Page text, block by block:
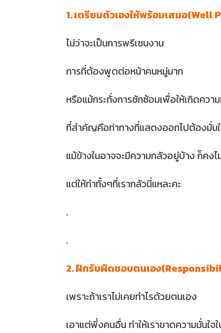
1. เตรียมตัวเองให้พร้อมเสมอ(Well
ไม่ว่าจะเป็นการพรีเซนงาน
การที่ต้องพูดต่อหน้าคนหมู่มาก
หรือแม้กระทั่งการซักซ้อมเพื่อให้เกิดควา
ที่สำคัญคือท่าทางที่แสดงออกไปต้องมั่น
แม้ข้างในอาจจะมีความกลัวอยู่บ้าง ก็คงไ
แต่ให้ทำทั้งๆที่เรากลัวนี่แหละคะ
.
.
2. ฝึกรับผิดชอบตนเอง
เพราะถ้าเราไม่เคยทำไรด้วยตนเอง
เอาแต่พึ่งคนอื่น ทำให้เราขาดความมั่นใจ